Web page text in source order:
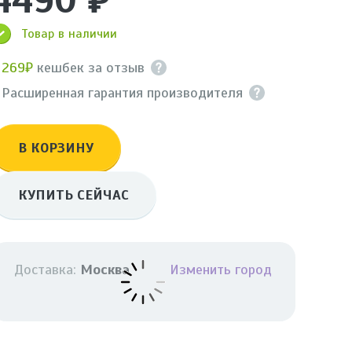
Товар в наличии
269₽ кешбек за отзыв
гарантия производителя
В КОРЗИНУ
КУПИТЬ СЕЙЧАС
Доставка: Москва Изменить город